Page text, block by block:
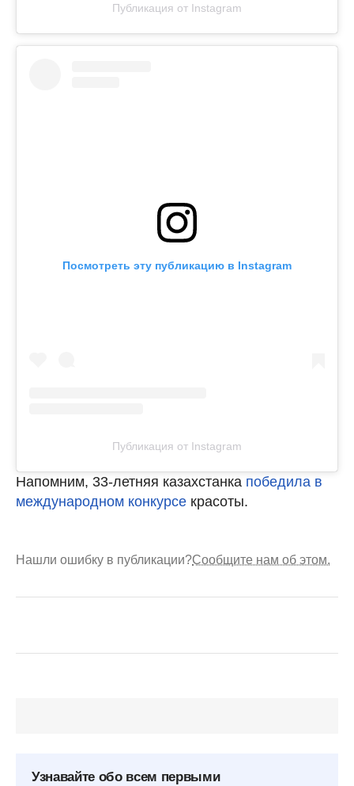
Публикация от Instagram
Посмотреть эту публикацию в Instagram
Публикация от Instagram
Напомним, 33-летняя казахстанка победила в
международном конкурсе красоты.
Нашли ошибку в публикации?Сообщите нам об этом.
Узнавайте обо всем первыми